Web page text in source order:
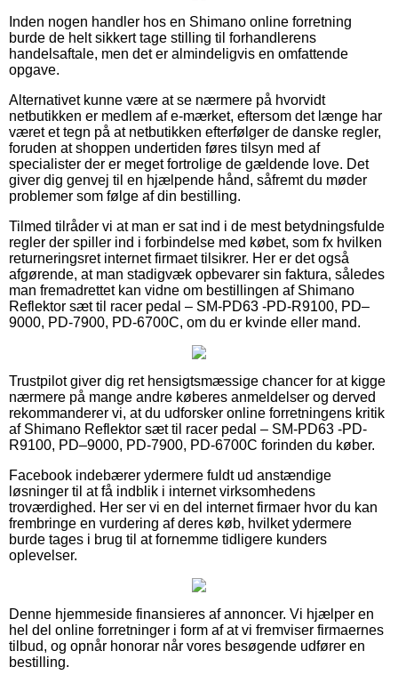
Inden nogen handler hos en Shimano online forretning
burde de helt sikkert tage stilling til forhandlerens
handelsaftale, men det er almindeligvis en omfattende
opgave.
Alternativet kunne være at se nærmere på hvorvidt
netbutikken er medlem af e-mærket, eftersom det længe har
været et tegn på at netbutikken efterfølger de danske regler,
foruden at shoppen undertiden føres tilsyn med af
specialister der er meget fortrolige de gældende love. Det
giver dig genvej til en hjælpende hånd, såfremt du møder
problemer som følge af din bestilling.
Tilmed tilråder vi at man er sat ind i de mest betydningsfulde
regler der spiller ind i forbindelse med købet, som fx hvilken
returneringsret internet firmaet tilsikrer. Her er det også
afgørende, at man stadigvæk opbevarer sin faktura, således
man fremadrettet kan vidne om bestillingen af Shimano
Reflektor sæt til racer pedal – SM-PD63 -PD-R9100, PD–
9000, PD-7900, PD-6700C, om du er kvinde eller mand.
Trustpilot giver dig ret hensigtsmæssige chancer for at kigge
nærmere på mange andre køberes anmeldelser og derved
rekommanderer vi, at du udforsker online forretningens kritik
af Shimano Reflektor sæt til racer pedal – SM-PD63 -PD-
R9100, PD–9000, PD-7900, PD-6700C forinden du køber.
Facebook indebærer ydermere fuldt ud anstændige
løsninger til at få indblik i internet virksomhedens
troværdighed. Her ser vi en del internet firmaer hvor du kan
frembringe en vurdering af deres køb, hvilket ydermere
burde tages i brug til at fornemme tidligere kunders
oplevelser.
Denne hjemmeside finansieres af annoncer. Vi hjælper en
hel del online forretninger i form af at vi fremviser firmaernes
tilbud, og opnår honorar når vores besøgende udfører en
bestilling.